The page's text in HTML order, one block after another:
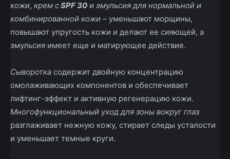
кожи, крем сSPF 30 и эмульсия для нормальной и
комбинированной кожи – уменьшают морщины,
повышают упругость кожи и делают ее сияющей, а
эмульсия имеет еще и матирующее действие.
Сыворотка содержит двойную концентрацию
омолаживающих компонентов и обеспечивает
лифтинг-­эффект и активную регенерацию кожи.
Многофункциональный уход для зоны вокруг глаз
разглаживает нежную кожу, стирает следы усталости
и уменьшает темные круги.